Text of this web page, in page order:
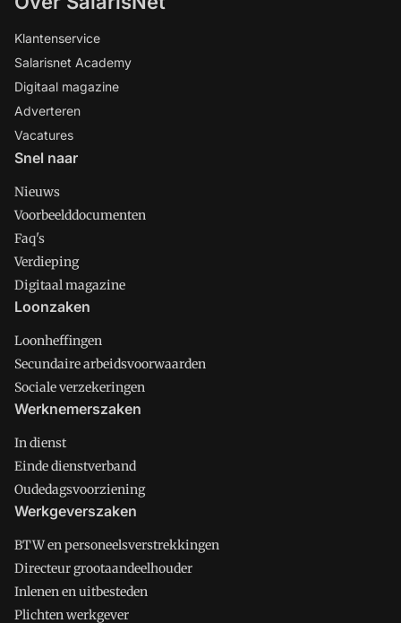
Klantenservice
Salarisnet Academy
Digitaal magazine
Adverteren
Vacatures
Snel naar
Nieuws
Voorbeelddocumenten
Faq's
Verdieping
Digitaal magazine
Loonzaken
Loonheffingen
Secundaire arbeidsvoorwaarden
Sociale verzekeringen
Werknemerszaken
In dienst
Einde dienstverband
Oudedagsvoorziening
Werkgeverszaken
BTW en personeelsverstrekkingen
Directeur grootaandeelhouder
Inlenen en uitbesteden
Plichten werkgever